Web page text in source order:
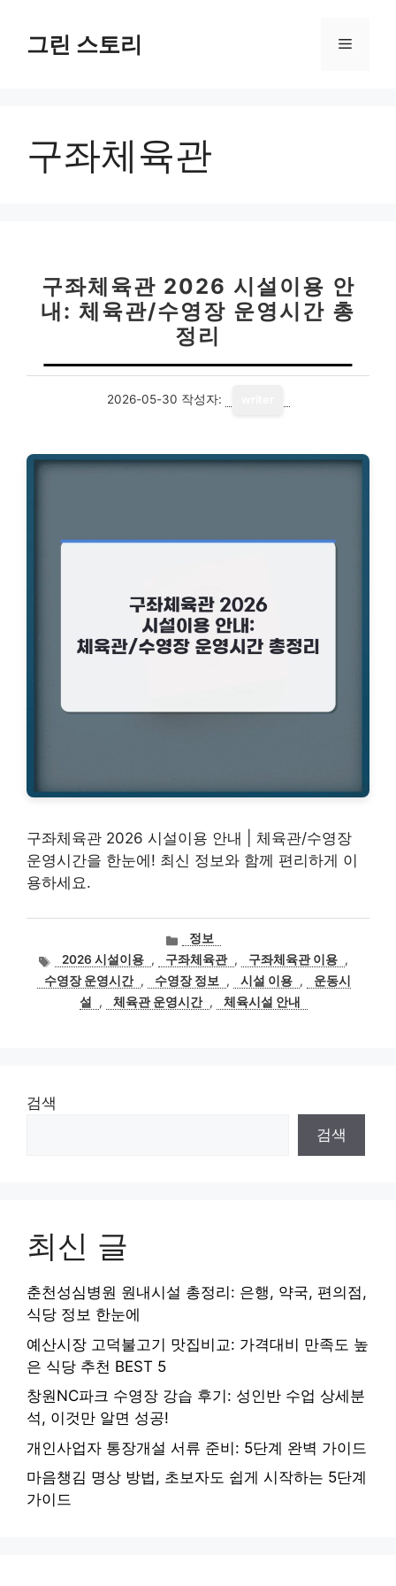
그린 스토리 메
구좌체육관
구좌체육관 2026 시설이용 안
내: 체육관/수영장 운영시간 총
정리
2026-05-30 작성자:
구좌체육관 2026 시설이용 안내 | 체육관/수영장
운영시간을 한눈에! 최신 정보와 함께 편리하게 이
용하세요.
카
테
고
리
정보
태
그
2026 시설이용 , 구좌체육관 , 구좌체육관 이용 ,
수영장 운영시간 , 수영장 정보 , 시설 이용 ,
운동시
설
, 체육관 운영시간 , 체육시설 안내
검색
검색
최신 글
춘천성심병원 원내시설 총정리: 은행, 약국, 편의점,
식당 정보 한눈에
예산시장 고덕불고기 맛집비교: 가격대비 만족도 높
은 식당 추천 BEST 5
창원NC파크 수영장 강습 후기: 성인반 수업 상세분
석, 이것만 알면 성공!
개인사업자 통장개설 서류 준비: 5단계 완벽 가이드
마음챙김 명상 방법, 초보자도 쉽게 시작하는 5단계
가이드